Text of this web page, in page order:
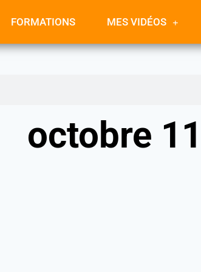
FORMATIONS MES VIDÉOS
octobre